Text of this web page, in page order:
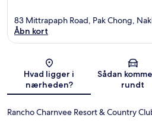
Kort
83 Mittrapaph Road, Pak Chong,
Åbn kort
Hvad ligger i
nærheden?
Sådan
rundt
Rancho Charnvee Resort & Country